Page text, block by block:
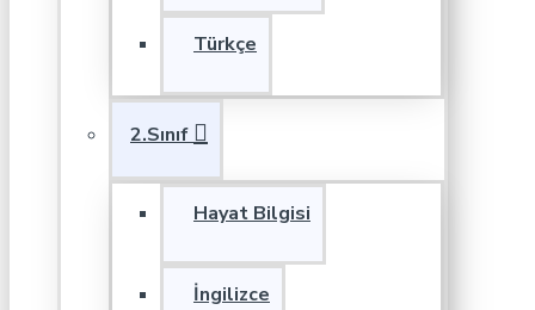
Türkçe
2.Sınıf
Hayat Bilgisi
İngilizce